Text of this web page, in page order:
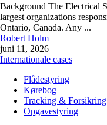
Background The Electrical
largest organizations
Ontario, Canada. Any ...
Robert Holm
juni 11, 2026
Internationale cases
Flådestyring
Kørebog
Tracking & Forsikring
Opgavestyring